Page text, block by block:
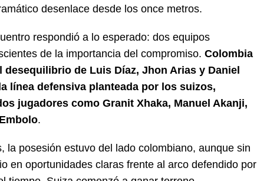
desenlace desde los once metros.
respondió a lo esperado: dos equipos
de la importancia del compromiso. Colombia
de Luis Díaz, Jhon Arias y Daniel
línea defensiva planteada por los suizos,
jugadores como Granit Xhaka, Manuel Akanji,
.
la posesión estuvo del lado colombiano, aunque sin
en oportunidades claras frente al arco defendido por